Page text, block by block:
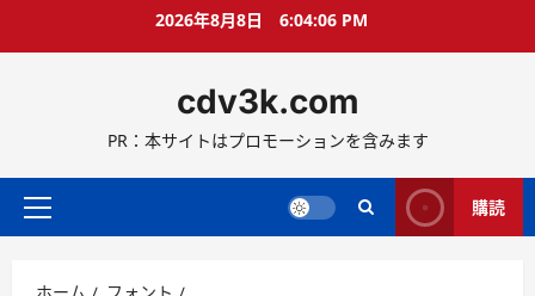
ス
ッ
2026年8月8日 6:04:07 PM
cdv3k.com
PR：本サイトはプロモーションを含みます
メ
購読